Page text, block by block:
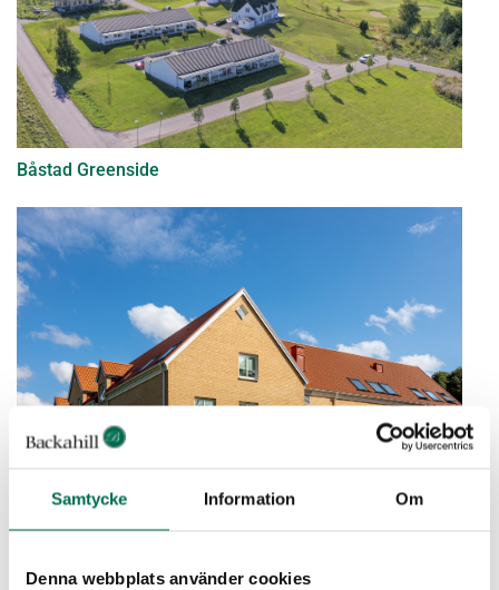
Samtycke Information Om
Denna webbplats använder cookies
Båstad Greenside
Apelrydsskolan